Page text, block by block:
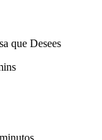
que Desees